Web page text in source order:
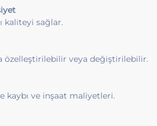
kaliteyi sağlar.
özelleştirilebilir veya değiştirilebilir.
kaybı ve inşaat maliyetleri.